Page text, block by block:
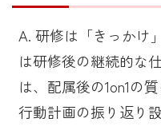
A. 研修は「きっかけ
は研修後の継続的な
は、配属後の1on1の
行動計画の振り返り